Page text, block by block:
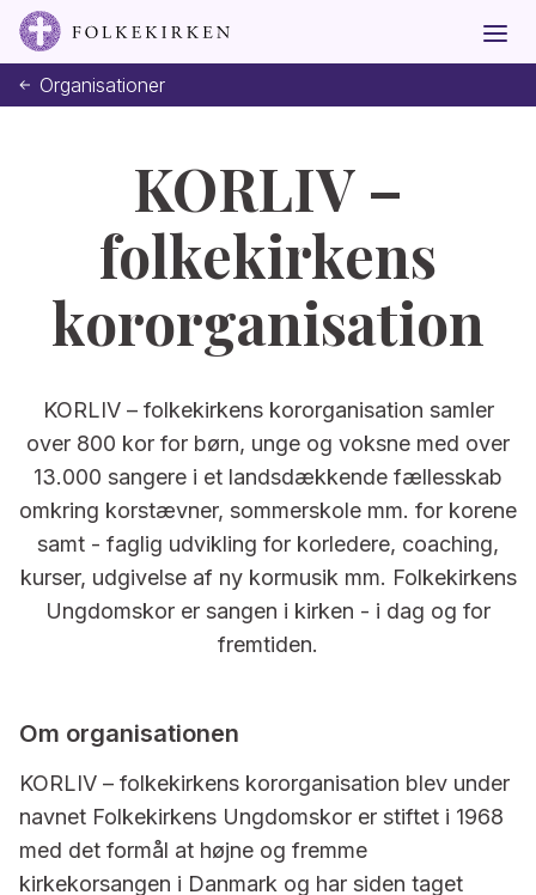
Organisationer
KORLIV –
folkekirkens
kororganisation
KORLIV – folkekirkens kororganisation samler
over 800 kor for børn, unge og voksne med over
13.000 sangere i et landsdækkende fællesskab
omkring korstævner, sommerskole mm. for korene
samt - faglig udvikling for korledere, coaching,
kurser, udgivelse af ny kormusik mm. Folkekirkens
Ungdomskor er sangen i kirken - i dag og for
fremtiden.
Om organisationen
KORLIV – folkekirkens kororganisation blev under
navnet Folkekirkens Ungdomskor er stiftet i 1968
med det formål at højne og fremme
kirkekorsangen i Danmark og har siden taget